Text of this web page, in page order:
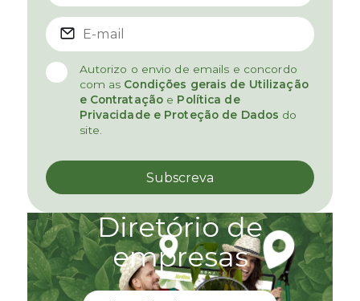
Autorizo o envio de emails e concordo
com as Condições gerais de Utilização
e Contratação e Política de
Privacidade e Proteção de Dados do
site.
Diretório de
empresas